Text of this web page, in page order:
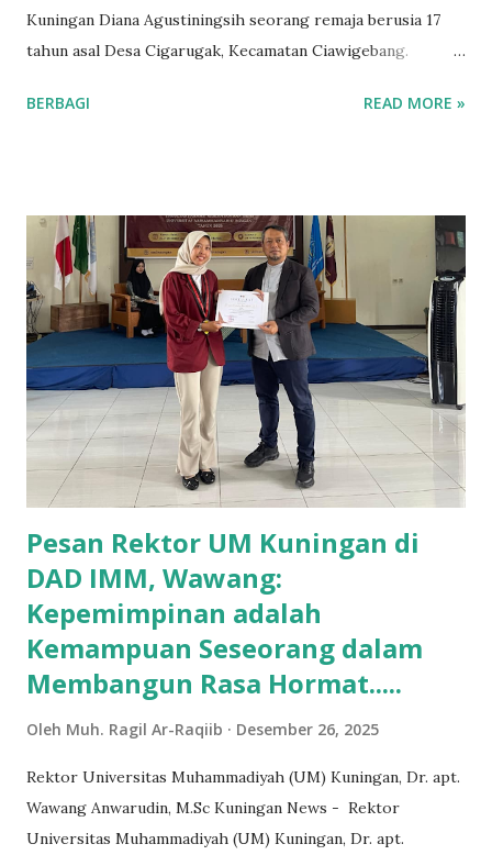
Kuningan Diana Agustiningsih seorang remaja berusia 17
tahun asal Desa Cigarugak, Kecamatan Ciawigebang.
Sekolah di SMA Negeri 1 Ciawigebang, Diana aktif dalam
Siswa Kabupaten Kuningan. Tidak hanya berkutat dalam
dunia akademis, tetapi juga peduli terhadap perkembangan
dirinya dan lingkungan sekitar. Diana memiliki hobi
berolahraga terutama gym dan saat ini sangat fokus pada
kesehatan dan kebugaran. Perjalanannya dimulai ketika ia
menghadapi masalah berat badan yang berlebihan. Di usia 16
tahun, berat badannya mencapai 75–76 kg, yang membuatnya
merasa minder dan tidak nyaman dengan dirinya sendiri.
Dengan tekad yang kuat Diana memutuskan untuk
mengubah po...
BERBAGI READ MORE »
Pesan Rektor UM Kuningan di
DAD IMM, Wawang:
Kepemimpinan adalah
Kemampuan Seseorang dalam
Membangun Rasa Hormat.....
Oleh Muh. Ragil Ar-Raqiib Desember 26, 2025
Rektor Universitas Muhammadiyah (UM) Kuningan, Dr. apt.
Wawang Anwarudin, M.Sc Kuningan News - Rektor
Universitas Muhammadiyah (UM) Kuningan, Dr. apt.